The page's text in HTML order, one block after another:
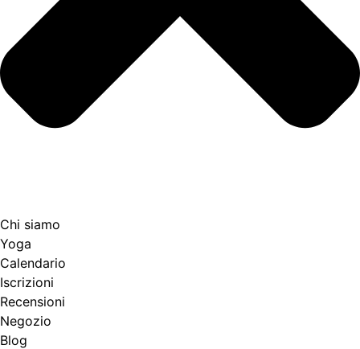
Chi siamo
Yoga
Calendario
Іscrizioni
Recensioni
Negozio
Blog